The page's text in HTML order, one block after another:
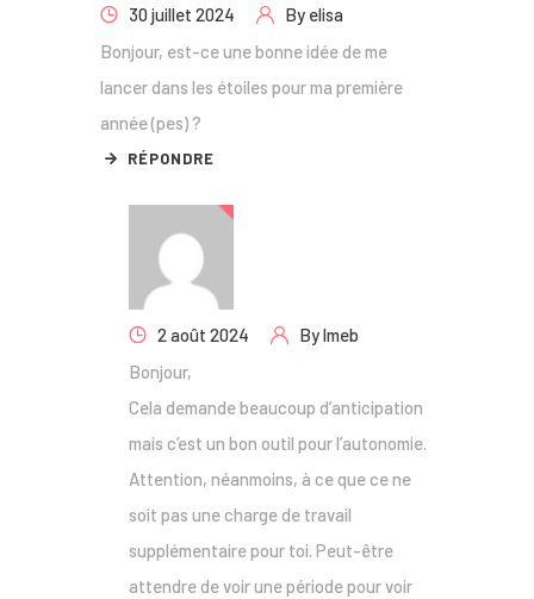
30 juillet 2024 By elisa
Bonjour, est-ce une bonne idée de me
lancer dans les étoiles pour ma première
année (pes) ?
RÉPONDRE
2 août 2024 Bylmeb
Bonjour,
Cela demande beaucoup d’anticipation
mais c’est un bon outil pour l’autonomie.
Attention, néanmoins, à ce que ce ne
soit pas une charge de travail
supplémentaire pour toi. Peut-être
attendre de voir une période pour voir